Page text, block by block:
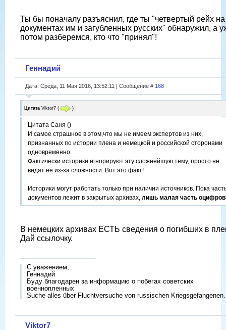
Ты бы поначалу разъяснил, где ты "четвертый рейх на
документах им и загубленных русских" обнаружил, а
потом разберемся, кто что "принял"!
Геннадий
Дата: Среда, 11 Мая 2016, 13:52:11 | Сообщение # 168
Цитата Viktor7 ( )
Цитата Саня ()
И самое страшное в этом,что мы не имеем экспертов из них,
признанных по истории плена и немецкой и российской сторонами
одновременно.
Фактически историки игнорируют эту сложнейшую тему, просто не
видят её из-за сложности. Вот это факт!
Историки могут работать только при наличии источников. Пока
документов лежит в закрытых архивах, лишь малая часть
В немецких архивах ЕСТЬ сведения о погибших в
Дай ссылочку.
С уважением,
Геннадий
Буду благодарен за информацию о побегах советских
военнопленных
Suche alles über Fluchtversuche von russischen Kriegsgefangenen.
Viktor7